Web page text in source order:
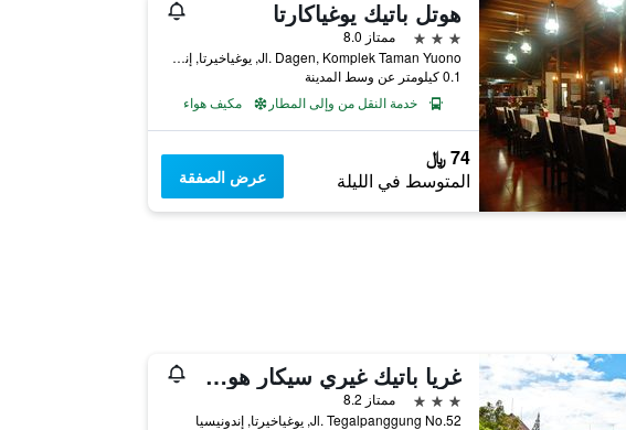
هوتل باتيك يوغياكارتا
3 نجوم
ممتاز 8.0
Jl. Dagen, Komplek Taman Yuono, يوغياخيرتا, إندونيسيا
0.1 كيلومتر عن وسط المدينة
خدمة النقل من وإلى المطار
مكيف هواء
74 ﷼
المتوسط في الليلة عرض الصفقة
غريا باتيك غيري سيكار هوم ستاي
3 نجوم
ممتاز 8.2
Jl. Tegalpanggung No.52, يوغياخيرتا, إندونيسيا